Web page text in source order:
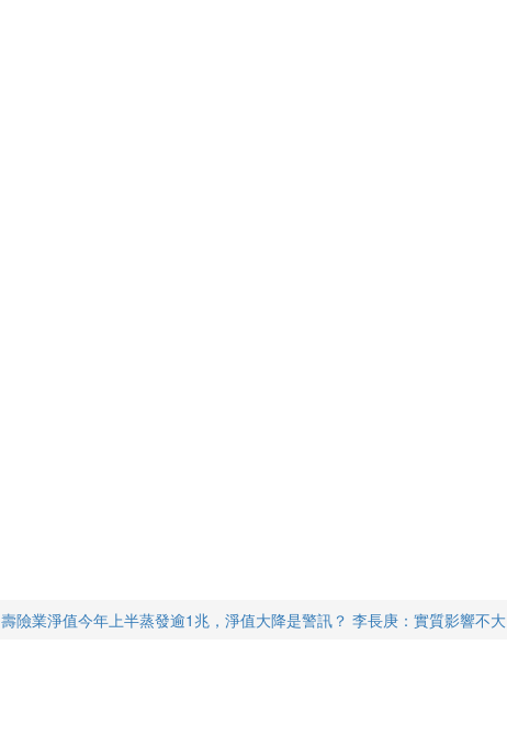
壽險業淨值今年上半蒸發逾1兆，淨值大降是警訊？ 李長庚：實質影響不大